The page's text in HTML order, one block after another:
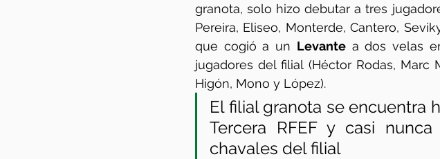
granota, solo hizo debutar a tres
Pereira, Eliseo, Monterde, Cantero,
que cogió a un Levante a dos velas
jugadores del filial (Héctor Rodas, Marc
Higón, Mono y López).
El filial granota se encuentra
Tercera RFEF y casi
chavales del filial